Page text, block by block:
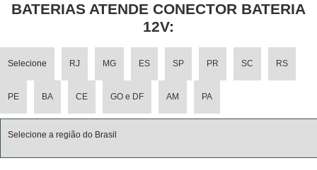
BATERIAS ATENDE CONECTOR BATERIA
12V:
Selecione RJ MG ES SP PR SC RS
PE BA CE GO e DF AM PA
Selecione a região do Brasil